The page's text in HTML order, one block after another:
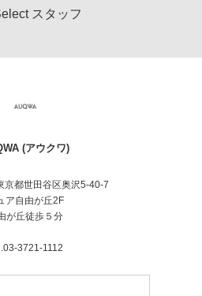
スタッフ
(アウクワ)
京都世田谷区奥沢5-40-7
ア自由が丘2F
が丘徒歩５分
3721-1112